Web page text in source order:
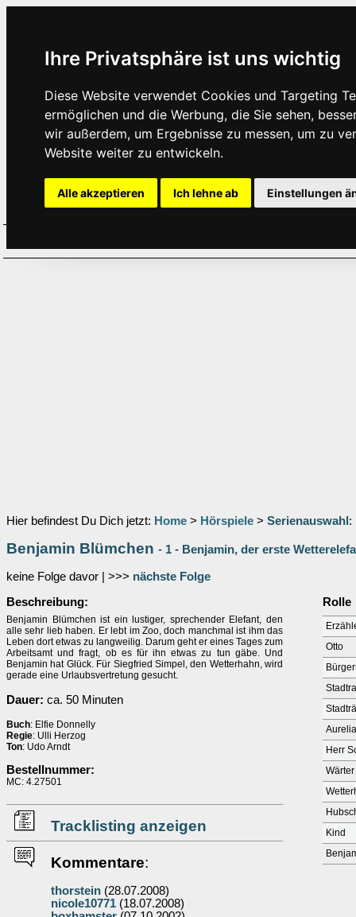
Ihre Privatsphäre ist uns wichtig
Diese Website verwendet Cookies und Targeting
ermöglichen und die Werbung, die Sie sehen,
wir außerdem, um Ergebnisse zu messen, um zu
Website weiter zu entwickeln.
Alle akzeptieren Ich lehne ab Einstellungen
Hier befindest Du Dich jetzt: Home > Hörspiele > Serienauswahl :
Benjamin Blümchen - 1 - Benjamin, der erste
keine Folge davor | >>> nächste Folge
Beschreibung:
Benjamin Blümchen ist ein lustiger, sprechender Elefant, den
alle sehr lieb haben. Er lebt im Zoo, doch manchmal ist ihm das
Leben dort etwas zu langweilig. Darum geht er eines Tages zum
Arbeitsamt und fragt, ob es für ihn etwas zu tun gäbe. Und
Benjamin hat Glück. Für Siegfried Simpel, den Wetterhahn, wird
gerade eine Urlaubsvertretung gesucht.
Dauer: ca. 50 Minuten
Buch: Elfie Donnelly
Regie: Ulli Herzog
Ton: Udo Arndt
Bestellnummer:
MC: 4.27501
Tracklisting anzeigen
Kommentare:
thorstein (28.07.2008)
nicole10771 (18.07.2008)
Rolle
Otto
Herr
Kind